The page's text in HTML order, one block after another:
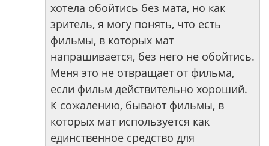
хотела обойтись без мата, но как
зритель, я могу понять, что есть
фильмы, в которых мат
напрашивается, без него не обойтись.
Меня это не отвращает от фильма,
если фильм действительно хороший.
К сожалению, бывают фильмы, в
которых мат используется как
единственное средство для